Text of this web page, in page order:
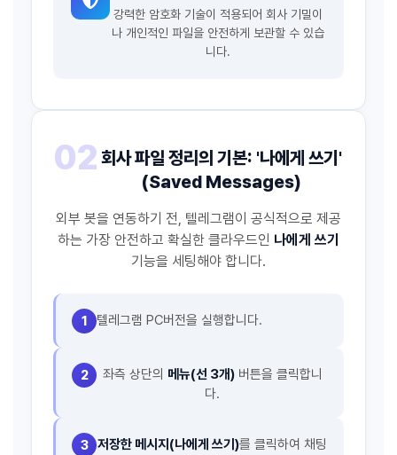
강력한 암호화 기술이 적용되어 회사 기밀이
나 개인적인 파일을 안전하게 보관할 수 있습
니다.
02 회사 파일 정리의 기본: '나에게 쓰기'
(Saved Messages)
외부 봇을 연동하기 전, 텔레그램이 공식적으로 제공
하는 가장 안전하고 확실한 클라우드인 나에게 쓰기
기능을 세팅해야 합니다.
1 텔레그램 PC버전을 실행합니다.
2 좌측 상단의 메뉴(선 3개)버튼을 클릭합니
다.
3 저장한 메시지(나에게 쓰기)를 클릭하여 채팅